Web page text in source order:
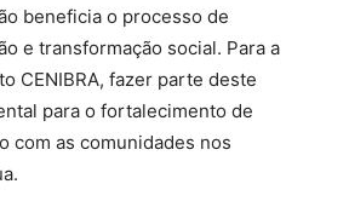
beneficia o processo de
e transformação social. Para a
CENIBRA, fazer parte deste
para o fortalecimento de
com as comunidades nos